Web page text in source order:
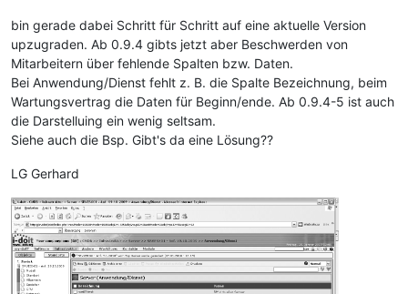
bin gerade dabei Schritt für Schritt auf eine aktuelle Version
upzugraden. Ab 0.9.4 gibts jetzt aber Beschwerden von
Mitarbeitern über fehlende Spalten bzw. Daten.
Bei Anwendung/Dienst fehlt z. B. die Spalte Bezeichnung, beim
Wartungsvertrag die Daten für Beginn/ende. Ab 0.9.4-5 ist auch
die Darstelluing ein wenig seltsam.
Siehe auch die Bsp. Gibt's da eine Lösung??
LG Gerhard